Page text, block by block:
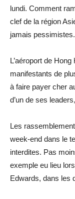
lundi. Comment
clef de la région
jamais pessimistes.
L’aéroport de
manifestants de
à faire payer cher
d’un de ses
Les
week-end dans le
interdites. Pas
exemple eu lieu
Edwards, dans les